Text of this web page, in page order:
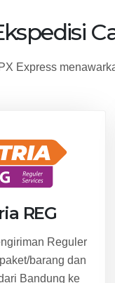
Express
REG
Reguler
barang dan
Bandung ke